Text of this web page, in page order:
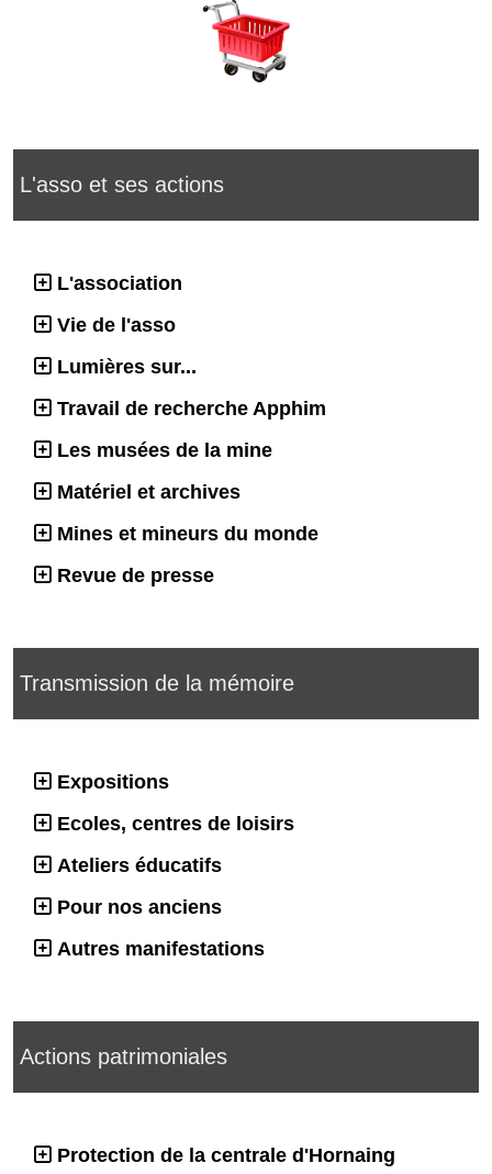
L'asso et ses actions
L'association
Vie de l'asso
Lumières sur...
Travail de recherche Apphim
Les musées de la mine
Matériel et archives
Mines et mineurs du monde
Revue de presse
Transmission de la mémoire
Expositions
Ecoles, centres de loisirs
Ateliers éducatifs
Pour nos anciens
Autres manifestations
Actions patrimoniales
Protection de la centrale d'Hornaing